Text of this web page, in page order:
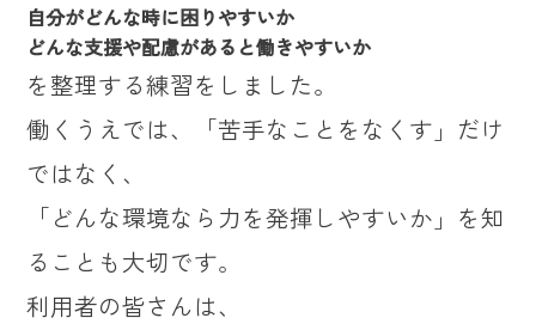
自分がどんな時に困りやすいか
どんな支援や配慮があると働きやすいか
を整理する練習をしました。
働くうえでは、「苦手なことをなくす」だけ
ではなく、
「どんな環境なら力を発揮しやすいか」を知
ることも大切です。
利用者の皆さんは、